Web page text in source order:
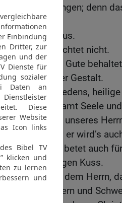
in allen Dingen; denn
für euch.
löscht nicht aus.
Rede verachtet nicht.
alles und das Gute
Böse in jeder Gestalt.
Gott des Friedens,
euren Geist samt Seele
das Kommen unseres
der euch ruft; er wird’s
Schwestern, betet auch
mit dem heiligen Kuss.
euch bei dem Herrn,
allen Brüdern und